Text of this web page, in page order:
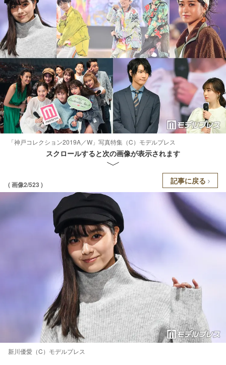
「神戸コレクション2019A／W」写真特集（C）モデルプレス
スクロールすると次の画像が表示されます
( 画像2/523 ) 記事に戻る
新川優愛（C）モデルプレス